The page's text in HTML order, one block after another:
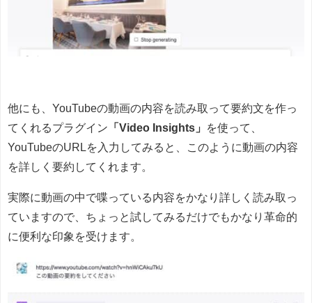
他にも、YouTubeの動画の内容を読み取って要約文を作っ
てくれるプラグイン 「Video Insights」
を使って、
YouTubeのURLを入力してみると、このように動画の内容
を詳しく要約してくれます。
実際に動画の中で喋っている内容をかなり詳しく読み取っ
ていますので、ちょっと試してみるだけでもかなり革命的
に便利な印象を受けます。